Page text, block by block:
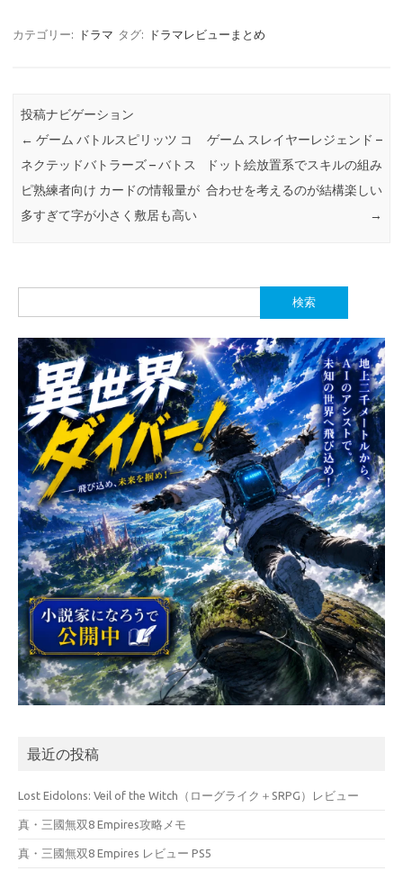
カテゴリー: ドラマ タグ: ドラマレビューまとめ
投稿ナビゲーション
← ゲーム バトルスピリッツ コ
ネクテッドバトラーズ – バトス
ピ熟練者向け カードの情報量が
多すぎて字が小さく敷居も高い
ゲーム スレイヤーレジェンド –
ドット絵放置系でスキルの組み
合わせを考えるのが結構楽しい
→
索:
最近の投稿
Lost Eidolons: Veil of the Witch（ローグライク＋SRPG）レビュー
真・三國無双8 Empires攻略メモ
真・三國無双8 Empires レビュー PS5